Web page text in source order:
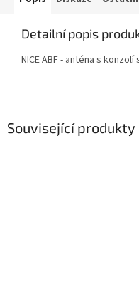
Související produkty
Detailní popis
NICE ABF - anténa s